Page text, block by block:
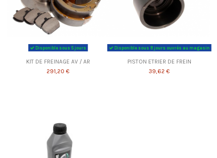
Disponible sous 5 jours
KIT DE FREINAGE AV / AR
291,20 €
Disponible sous 8 jours ouvrés au magasin
PISTON ETRIER DE FREIN
39,62 €